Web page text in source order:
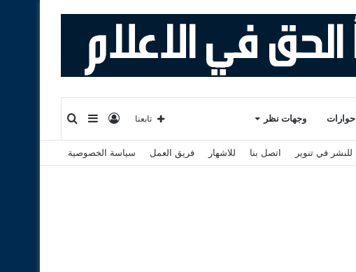
حوارات وجهات نظر إضافة
عمود
تسجيل
الدخول
تابعنا
للنشر في تنوير اتصل بنا للاشهار فريق العمل سياسة الخصوصية